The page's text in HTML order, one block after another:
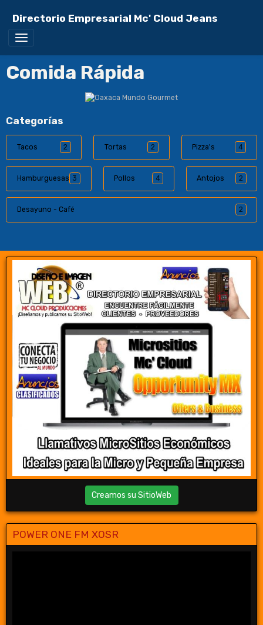
Directorio Empresarial Mc' Cloud Jeans
Comida Rápida
Categorías
Tacos 2 Tortas 2 Pizza's 4
Hamburguesas 3 Pollos 4 Antojos 2
Desayuno - Café 2
Creamos su SitioWeb
POWER ONE FM XOSR